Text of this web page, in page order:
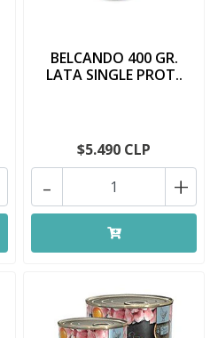
BELCANDO 400 GR.
LATA SINGLE PROT..
$5.490 CLP
+
-